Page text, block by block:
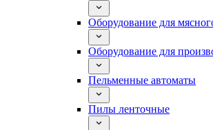
Оборудование для
Оборудование для
Пельменные автоматы
Пилы ленточные